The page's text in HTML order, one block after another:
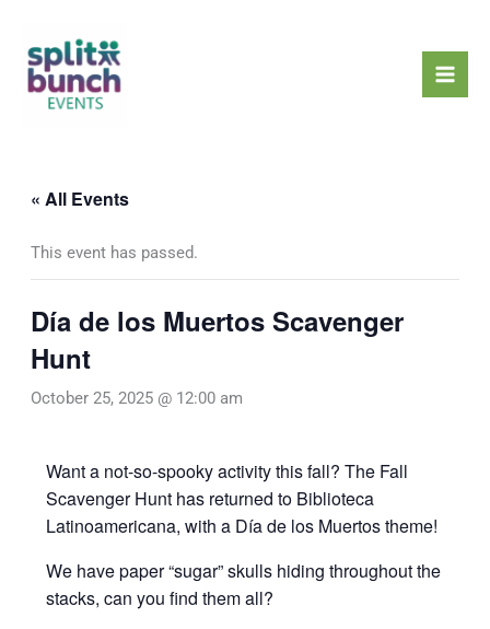
content
« All Events
This event has passed.
Día de los Muertos Scavenger
Hunt
October 25, 2025 @ 12:00 am
Want a not-so-spooky activity this fall? The Fall
Scavenger Hunt has returned to Biblioteca
Latinoamericana, with a Día de los Muertos theme!
We have paper “sugar” skulls hiding throughout the
stacks, can you find them all?